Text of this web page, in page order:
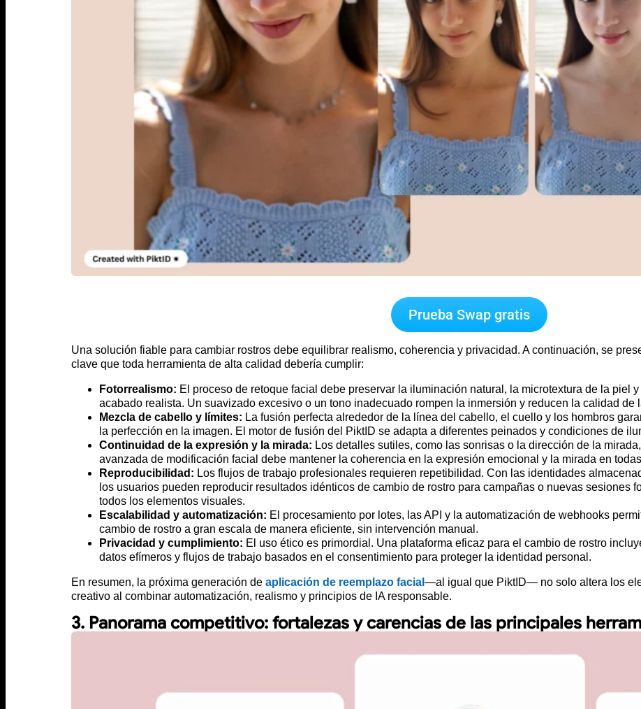
Prueba Swap gratis
Una solución fiable para cambiar rostros debe equilibrar realismo, coherencia y privacidad. A continuación, se
clave que toda herramienta de alta calidad debería cumplir:
Fotorrealismo: El proceso de retoque facial debe preservar la iluminación natural, la microtextura de la piel
acabado realista. Un suavizado excesivo o un tono inadecuado rompen la inmersión y reducen la calidad de
Mezcla de cabello y límites: La fusión perfecta alrededor de la línea del cabello, el cuello y los hombros
la perfección en la imagen. El motor de fusión del PiktID se adapta a diferentes peinados y condiciones de
Continuidad de la expresión y la mirada: Los detalles sutiles, como las sonrisas o la dirección de la
avanzada de modificación facial debe mantener la coherencia en la expresión emocional y la mirada en
Reproducibilidad: Los flujos de trabajo profesionales requieren repetibilidad. Con las identidades
los usuarios pueden reproducir resultados idénticos de cambio de rostro para campañas o nuevas sesiones
todos los elementos visuales.
Escalabilidad y automatización: El procesamiento por lotes, las API y la automatización de webhooks
cambio de rostro a gran escala de manera eficiente, sin intervención manual.
Privacidad y cumplimiento: El uso ético es primordial. Una plataforma eficaz para el cambio de rostro
datos efímeros y flujos de trabajo basados en el consentimiento para proteger la identidad personal.
En resumen, la próxima generación de aplicación de reemplazo facial —al igual que PiktID— no solo altera los
creativo al combinar automatización, realismo y principios de IA responsable.
3. Panorama competitivo: fortalezas y carencias de las principales